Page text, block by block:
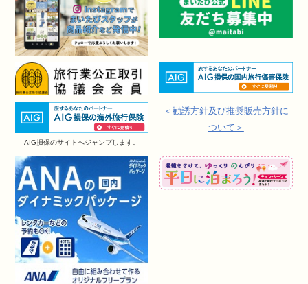
AIG損保のサイトへジャンプします。
＜勧誘方針及び推奨販売方針に
ついて＞